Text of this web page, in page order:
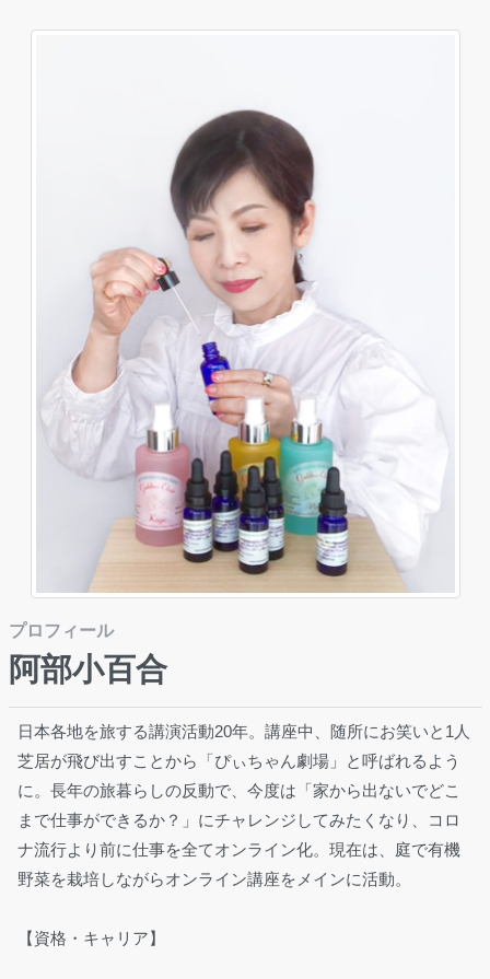
プロフィール
阿部小百合
日本各地を旅する講演活動20年。講座中、随所にお笑いと1人
芝居が飛び出すことから「ぴぃちゃん劇場」と呼ばれるよう
に。長年の旅暮らしの反動で、今度は「家から出ないでどこ
まで仕事ができるか？」にチャレンジしてみたくなり、コロ
ナ流行より前に仕事を全てオンライン化。現在は、庭で有機
野菜を栽培しながらオンライン講座をメインに活動。
【資格・キャリア】